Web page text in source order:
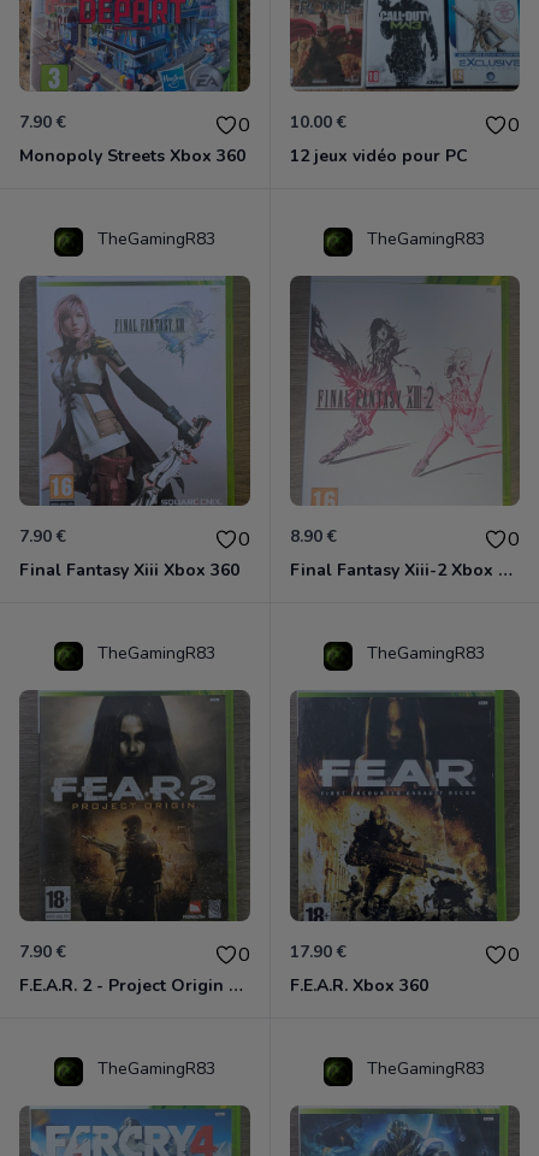
7.90 € 0
Monopoly Streets Xbox 360
10.00 € 0
12 jeux vidéo pour PC
TheGamingR83
7.90 € 0
Final Fantasy Xiii Xbox 360
TheGamingR83
8.90 € 0
Final Fantasy Xiii-2 Xbox 360
TheGamingR83
7.90 € 0
F.E.A.R. 2 - Project Origin Xbox 360
TheGamingR83
17.90 € 0
F.E.A.R. Xbox 360
TheGamingR83 TheGamingR83